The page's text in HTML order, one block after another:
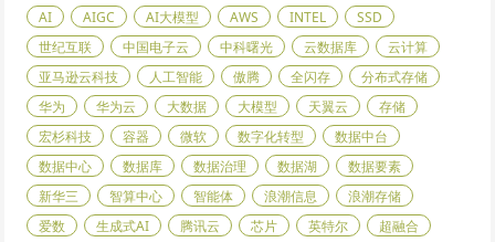
AI AIGC AI大模型 AWS INTEL
SSD
世纪互联
中国电子云 中科曙光 云数据库
云计算
亚马逊云科技
人工智能 傲腾 全闪存
分布式存储
华为
华为云 大数据 大模型 天翼云
存储
宏杉科技
容器 微软 数字化转型
数据中台
数据中心
数据库 数据治理 数据湖
数据要素
新华三
智算中心 智能体 浪潮信息
浪潮存储
爱数
生成式AI 腾讯云 芯片 英特尔 超融合